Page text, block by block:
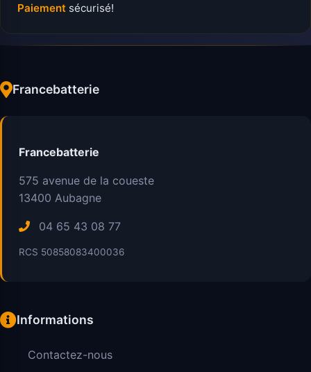
Paiement sécurisé!
Francebatterie
Francebatterie
575 avenue de la coueste
13400 Aubagne
04 65 43 08 77
RCS 50858083400036
Informations
Contactez-nous